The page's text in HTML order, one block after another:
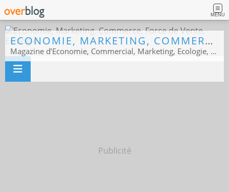
MENU
ECONOMIE, MARKETING, COMMERCE, FORCE DE VENTE, ECOLOGIE
Magazine d’Economie, Commercial, Marketing, Ecologie, Sport business
Publicité